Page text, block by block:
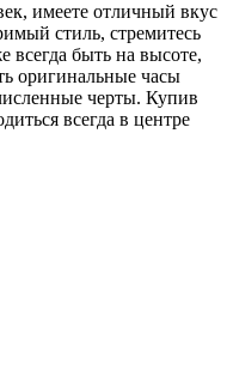
имеете отличный вкус
стиль, стремитесь
быть на высоте,
оригинальные часы
черты. Купив
всегда в центре